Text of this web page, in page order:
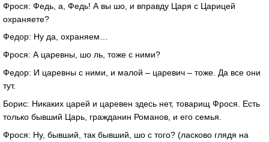
Фрося: Федь, а, Федь! А вы шо, и вправду Царя с Царицей
охраняете?
Федор: Ну да, охраняем…
Фрося: А царевны, шо ль, тоже с ними?
Федор: И царевны с ними, и малой – царевич – тоже. Да все они
тут.
Борис: Никаких царей и царевен здесь нет, товарищ Фрося. Есть
только бывший Царь, гражданин Романов, и его семья.
Фрося: Ну, бывший, так бывший, шо с того? (ласково глядя на